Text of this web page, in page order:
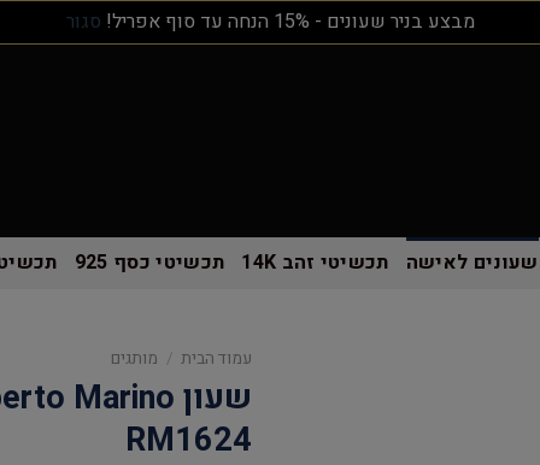
מבצע בניר שעונים - 15% הנחה עד סוף אפריל! סגור
שעונים לאישה תכשיטי זהב 14K תכשיטי כסף 925
עמוד הבית / מותגים
RM1624